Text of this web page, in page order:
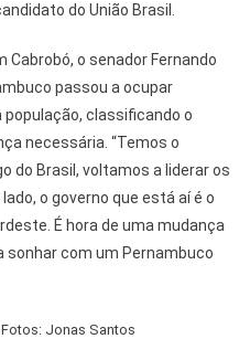
do União Brasil.
o senador Fernando
passou a ocupar
classificando o
necessária. “Temos o
do Brasil, voltamos a liderar os
o governo que está aí é o
É hora de uma mudança
sonhar com um Pernambuco
Jonas Santos